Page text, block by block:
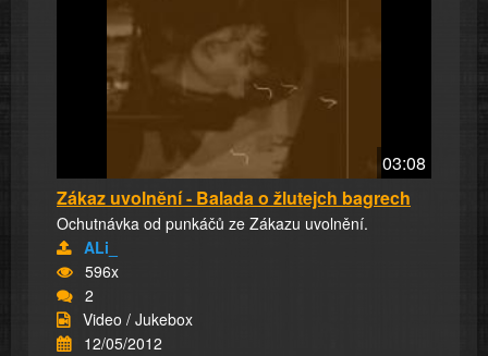
03:08
Zákaz uvolnění - Balada o žlutejch bagrech
Ochutnávka od punkáčů ze Zákazu uvolnění.
ALi_
596x
2
Video / Jukebox
12/05/2012